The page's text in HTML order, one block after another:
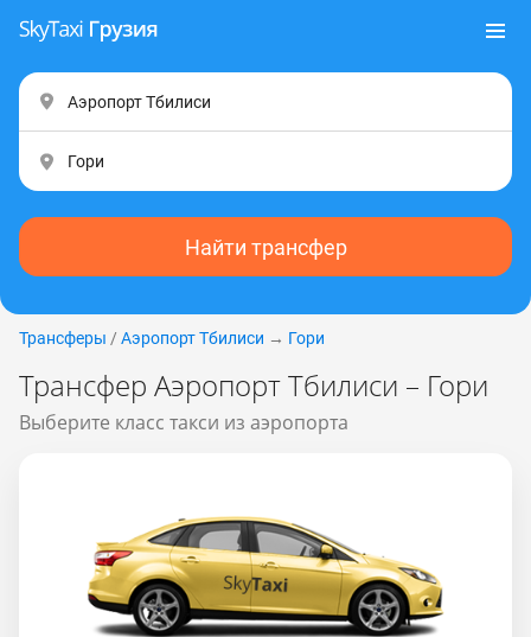
Найти трансфер
Трансферы / Аэропорт Тбилиси → Гори
Трансфер Аэропорт Тбилиси – Гори
Выберите класс такси из аэропорта